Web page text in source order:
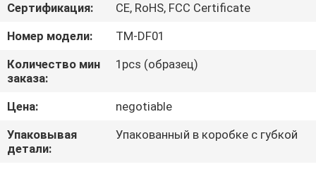
ПРОВЕРКА
КАЧЕСТВА
СВЯЖИТЕСЬ
МЫ
НОВОСТИ
Сертификация:
CE, RoHS, FCC Certificate
Номер модели:
TM-DF01
Количество мин
заказа:
1pcs (образец)
Цена:
negotiable
Упаковывая
детали:
Упакованный в коробке с губкой